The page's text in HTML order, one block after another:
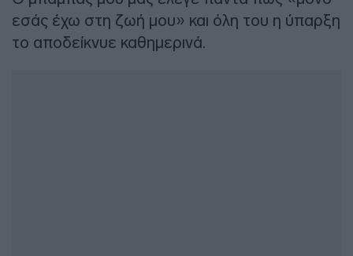
εσάς έχω στη ζωή μου» και όλη του η ύπαρξη
το αποδείκνυε καθημερινά.